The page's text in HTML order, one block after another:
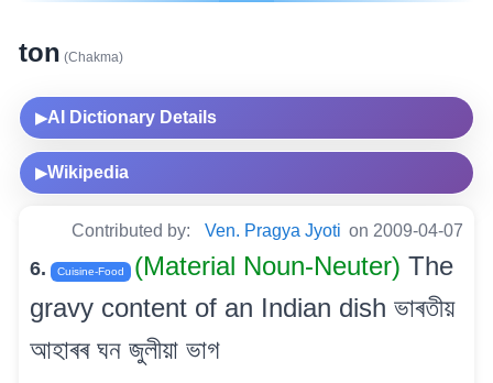
ton (Chakma)
▶AI Dictionary Details
▶Wikipedia
Contributed by: Ven. Pragya Jyoti on 2009-04-07
6. Cuisine-Food (Material Noun-Neuter) The
gravy content of an Indian dish ভাৰতীয়
আহাৰৰ ঘন জুলীয়া ভাগ